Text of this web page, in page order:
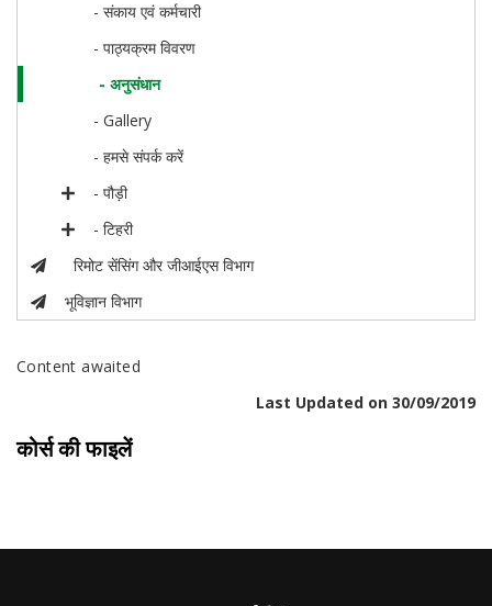
- संकाय एवं कर्मचारी
- पाठ्यक्रम विवरण
- अनुसंधान
- Gallery
- हमसे संपर्क करें
- पौड़ी
- टिहरी
रिमोट सेंसिंग और जीआईएस विभाग
भूविज्ञान विभाग
Content awaited
Last Updated on 30/09/2019
कोर्स की फाइलें